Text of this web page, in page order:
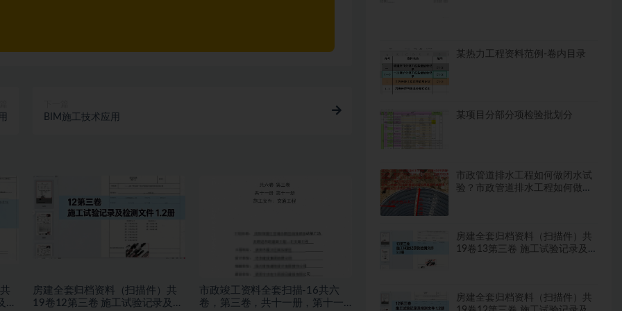
BIM施工技术应用
检
房建全套归档资料（扫描件）共
19卷12第三卷 施工试验记录及检
市政竣工资料全套扫描-16共六
卷，第三卷，共十一册，第十一
某热力工程资料范例-卷内目录
某项目分部分项检验批划分
市政管道排水工程如何做闭水试
验？市政管道排水工程如何做闭
房建全套归档资料（扫描件）共
19卷13第三卷 施工试验记录及
房建全套归档资料（扫描件）共